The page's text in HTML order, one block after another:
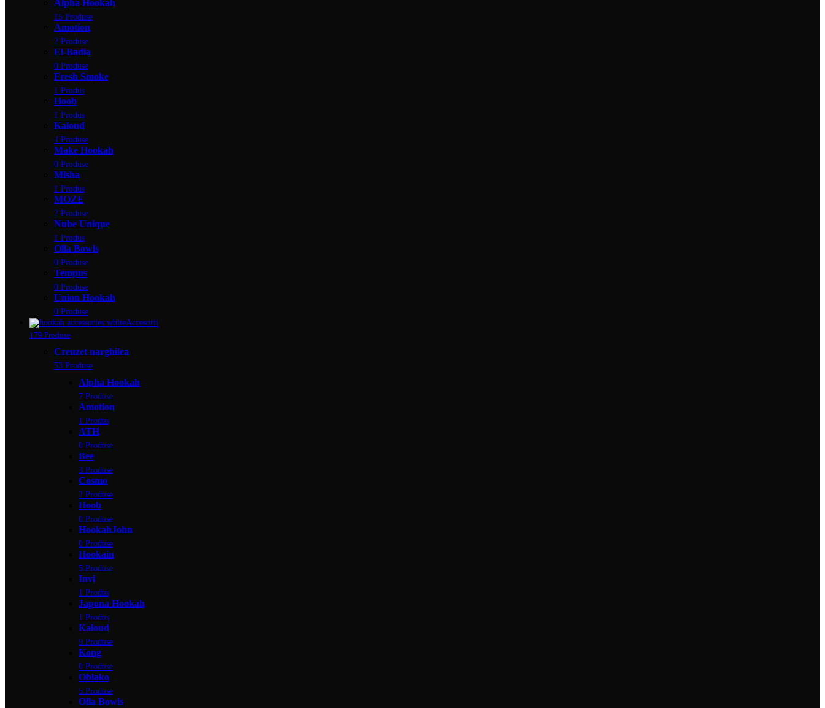
Alpha Hookah
15 Produse
Amotion
2 Produse
El-Badia
0 Produse
Fresh Smoke
1 Produs
Hoob
1 Produs
Kaloud
4 Produse
Make Hookah
0 Produse
Misha
1 Produs
MOZE
2 Produse
Nube Unique
1 Produs
Olla Bowls
0 Produse
Tempus
0 Produse
Union Hookah
0 Produse
Accesorii
179 Produse
Creuzet narghilea
53 Produse
Alpha Hookah
7 Produse
Amotion
1 Produs
ATH
0 Produse
Bee
3 Produse
Cosmo
2 Produse
Hoob
0 Produse
HookahJohn
0 Produse
Hookain
5 Produse
Invi
1 Produs
Japona Hookah
1 Produs
Kaloud
9 Produse
Kong
0 Produse
Oblako
5 Produse
Olla Bowls